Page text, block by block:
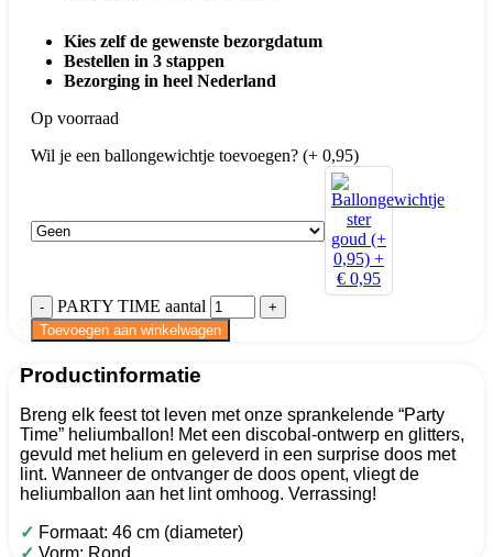
Kies zelf de gewenste bezorgdatum
Bestellen in 3 stappen
Bezorging in heel Nederland
Op voorraad
Wil je een ballongewichtje toevoegen? (+ 0,95)
PARTY TIME aantal
Toevoegen aan winkelwagen
Productinformatie
Breng elk feest tot leven met onze sprankelende “Party
Time” heliumballon! Met een discobal-ontwerp en glitters,
gevuld met helium en geleverd in een surprise doos met
lint. Wanneer de ontvanger de doos opent, vliegt de
heliumballon aan het lint omhoog. Verrassing!
✓ Formaat: 46 cm (diameter)